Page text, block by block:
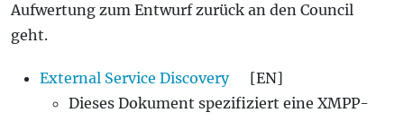
Aufwertung zum Entwurf zurück an den Council
geht.
External Service Discovery
[EN]
Dieses Dokument spezifiziert eine XMPP-